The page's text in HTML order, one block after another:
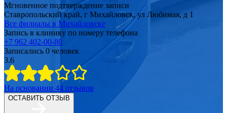
Мгновенное подтверждение записи
Ставропольский край, г Михайловск, ул Любимая, д 1
Все филиалы в Михайловске
Запись в клинику по номеру телефона
+7 962 402-00-80
Записались 0 человек
3.6
На основании 44 отзывов
ОСТАВИТЬ ОТЗЫВ